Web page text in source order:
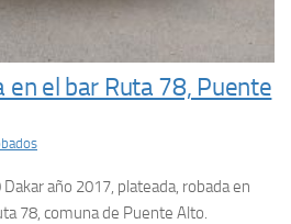
en el bar Ruta 78, Puente
año 2017, plateada, robada en
78, comuna de Puente Alto.